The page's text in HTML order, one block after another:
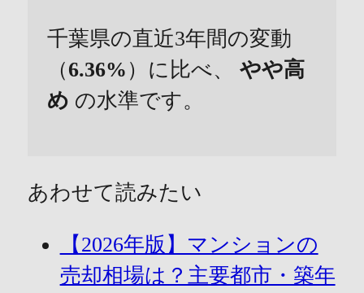
千葉県の直近3年間の変動
（6.36% ）に比べ、
やや高
め の水準です。
あわせて読みたい
【2026年版】マンションの
売却相場は？主要都市・築年